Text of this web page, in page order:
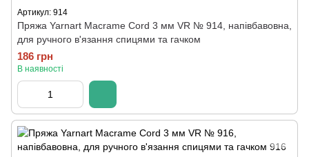
Артикул: 914
Пряжа Yarnart Macrame Cord 3 мм VR № 914, напівбавовна,
для ручного в'язання спицями та гачком
186 грн
В наявності